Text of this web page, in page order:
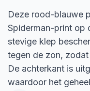
Deze rood-blauwe
Spiderman-print op
stevige klep
tegen de zon,
De achterkant is
waardoor het